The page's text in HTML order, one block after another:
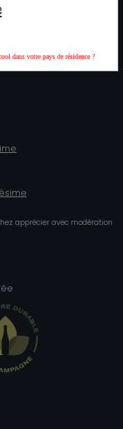
apprécier avec modération
dans votre pays de résidence ?